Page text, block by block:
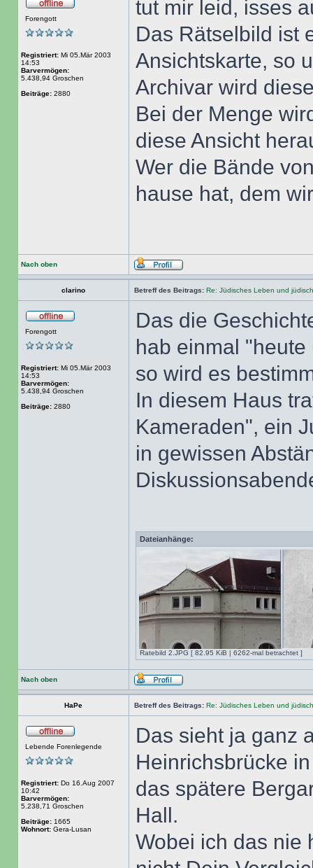
Forengott
Registriert: Mi 05.Mär 2003
14:53
Barvermögen:
5.438,94 Groschen
Beiträge: 2880
tut mir leid, isses
Das Rätselbild ist
Ansichtskarte, so
Archivar wird
Bei der Menge
diese Ansicht
Wer die Bände
hause hat, dem
Nach oben
clarino Betreff des Beitrags: Re: Jüdisches Leben und
Forengott
Registriert: Mi 05.Mär 2003
14:53
Barvermögen:
5.438,94 Groschen
Beiträge: 2880
Das die
hab einmal
so wird es
In diesem Haus
Kameraden", ein
in gewissen
Dateianhänge:
Ratebild 2.JPG [ 82.95 KiB | 6262-mal betrachtet ]
Nach oben
HaPe Betreff des Beitrags: Re: Jüdisches Leben und
Lebende Forenlegende
Registriert: Do 16.Aug 2007
10:42
Barvermögen:
5.238,71 Groschen
Beiträge: 1665
Wohnort: Gera-Lusan
Das sieht ja ganz
Heinrichsbrücke
das spätere
Hall.
Wobei ich das nie